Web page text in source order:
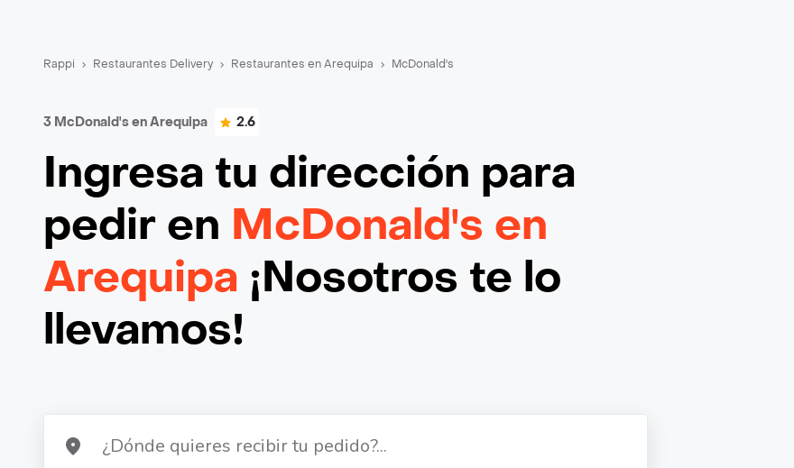
Rappi Restaurantes Delivery Restaurantes en Arequipa McDonald's
3 McDonald's en Arequipa 2.6
Ingresa tu dirección para
pedir en McDonald's en
Arequipa ¡Nosotros te lo
llevamos!